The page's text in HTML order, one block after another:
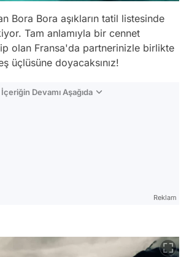
Bora Bora aşıkların tatil listesinde
Tam anlamıyla bir cennet
olan Fransa'da partnerinizle birlikte
üçlüsüne doyacaksınız!
İçeriğin Devamı Aşağıda
Reklam